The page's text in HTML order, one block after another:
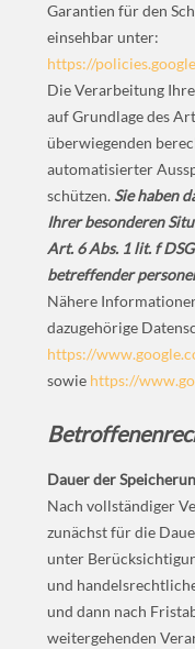
Garantien für den
einsehbar unter:
https://
Die Verarbeitung
auf Grundlage des
überwiegenden
automatisierter
schützen.Sie haben
Ihrer besonderen
Art. 6 Abs. 1 lit. f
betreffender
Nähere
dazugehörige
https://
sowie https://
Dauer der
Nach vollständiger
zunächst für die
unter
und
und dann nach
weitergehenden